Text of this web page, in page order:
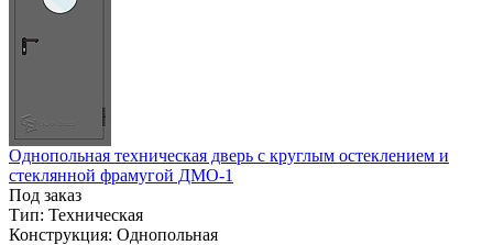
Однопольная техническая дверь с круглым остеклением и
стеклянной фрамугой ДМО-1
Под заказ
Тип: Техническая
Конструкция: Однопольная